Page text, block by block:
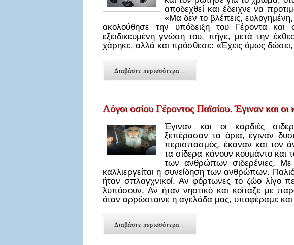
αποδεχθεί και έδειχνε να
«Μα δεν το βλέπεις,
ακολούθησε την υπόδειξη του Γέροντα και
εξειδικευμένη γνώση του, πήγε, μετά την
χάρηκε, αλλά και πρόσθεσε: «Έχεις όμως
Διαβάστε περισσότερα...
Λόγοι οσίου Γέροντος Παϊσίου. Έγιναν και οι
Έγιναν και οι καρδιές
ξεπέρασαν τα όρια, έγιναν
περισπασμός, έκαναν και τον
τα σίδερα κάνουν κουμάντο και
των ανθρώπων σιδερένιες.
καλλιεργείται η συνείδηση των ανθρώπων.
ήταν σπλαγχνικοί. Αν φόρτωνες το ζώο λίγο
λυπόσουν. Αν ήταν νηστικό και κοίταζε με
όταν αρρώσταινε η αγελάδα μας, υποφέραμε
Διαβάστε περισσότερα...